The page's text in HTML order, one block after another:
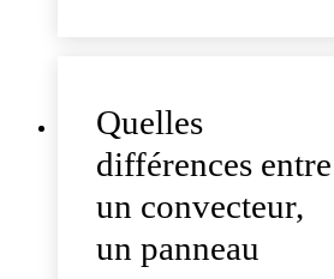
Quelles
différences entre
un convecteur,
un panneau